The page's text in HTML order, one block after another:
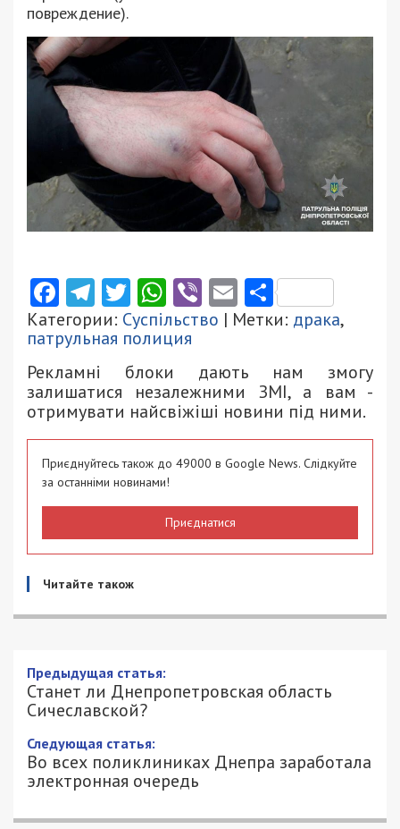
повреждение).
Facebook
Telegram
Twitter
WhatsApp
ViberEmail
Категории: Суспільство | Метки: драка,
патрульная полиция
Рекламні блоки дають нам змогу
залишатися незалежними ЗМІ, а вам -
отримувати найсвіжіші новини під ними.
Приєднуйтесь також до 49000 в Google News. Слідкуйте
за останніми новинами!
Приєднатися
Читайте також
Станет ли Днепропетровская область
Сичеславской?
9/02/2018 - 14:05
АЛЕНА ЗОТОВА - СПЕЦИАЛЬНО ДЛЯ
49000.COM.UA
2976
В январежительница Днепра подала петицию